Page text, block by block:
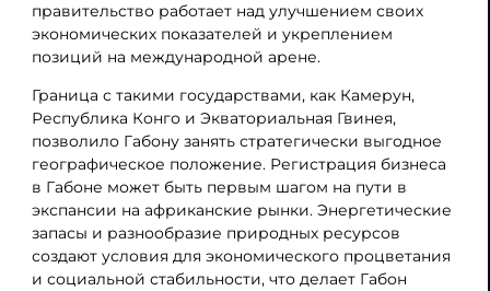
правительство работает над улучшением своих
экономических показателей и укреплением
позиций на международной арене.
Граница с такими государствами, как Камерун,
Республика Конго и Экваториальная Гвинея,
позволило Габону занять стратегически выгодное
географическое положение. Регистрация бизнеса
в Габоне может быть первым шагом на пути в
экспансии на африканские рынки. Энергетические
запасы и разнообразие природных ресурсов
создают условия для экономического процветания
и социальной стабильности, что делает Габон